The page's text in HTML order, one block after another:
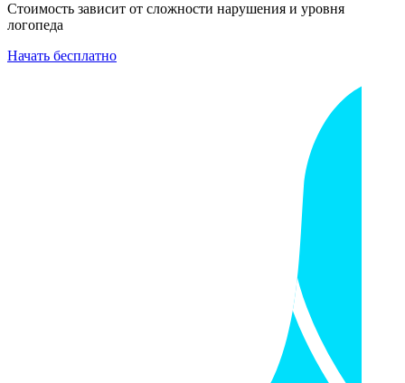
Стоимость зависит от сложности нарушения и уровня
логопеда
Начать бесплатно